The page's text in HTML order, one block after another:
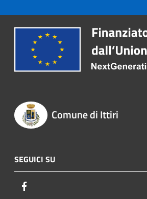
Comune di Ittiri
SEGUICI SU